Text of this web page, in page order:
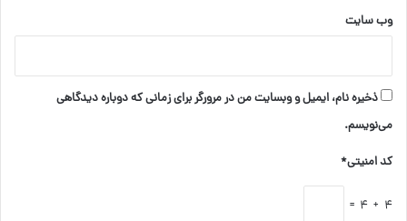
وب‌ سایت
ذخیره نام، ایمیل و وبسایت من در مرورگر برای زمانی که دوباره دیدگاهی
می‌نویسم.
کد امنیتی*
4 + 4 =